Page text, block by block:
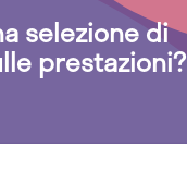
selezione di
prestazioni?